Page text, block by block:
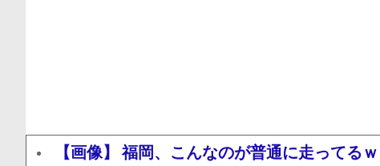
【画像】 福岡、こんなのが普通に走ってる